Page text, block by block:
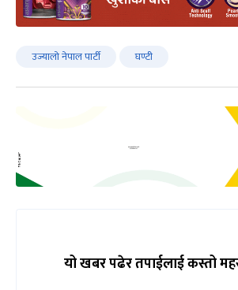
उज्यालो नेपाल पार्टी घण्टी
यो खबर पढेर तपाईलाई कस्तो